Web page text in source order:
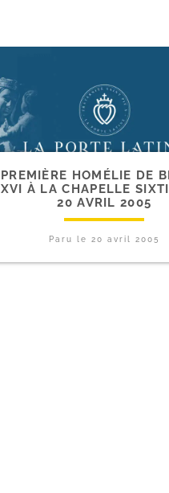
PREMIÈRE HOMÉLIE DE
XVI À LA CHAPELLE
20 AVRIL 2005
Paru le20 avril 2005